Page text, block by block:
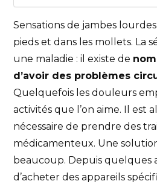
Sensations de jambes
pieds et dans les mollets. La
une maladie : il existe de
d’avoir des problèmes
Quelquefois les douleurs
activités que l’on aime. Il est
nécessaire de prendre des
médicamenteux. Une
beaucoup. Depuis quelques
d’acheter des appareils